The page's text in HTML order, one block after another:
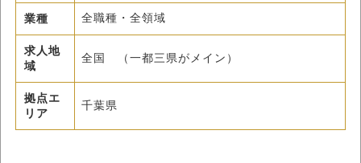
業種 全職種・全領域
求人地
域
全国 （一都三県がメイン）
拠点エ
リア
千葉県